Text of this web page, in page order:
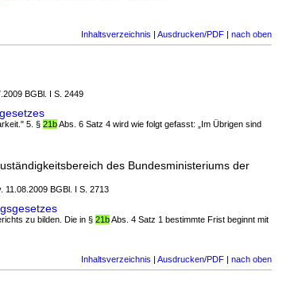
Inhaltsverzeichnis | Ausdrucken/PDF | nach oben
BGBl. I S. 2449
5. § 21bAbs. 6 Satz 4 wird wie folgt gefasst: „Im Übrigen sind
des Bundesministeriums der
11.08.2009 BGBl. I S. 2713
zu bilden. Die in § 21bAbs. 4 Satz 1 bestimmte Frist beginnt mit
Inhaltsverzeichnis | Ausdrucken/PDF | nach oben